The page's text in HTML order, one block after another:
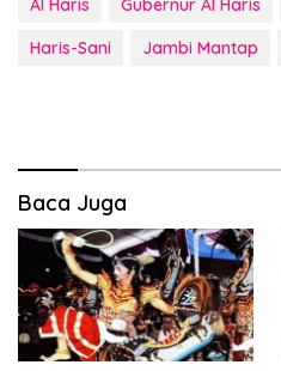
Al Haris Gubernur Al Haris
Haris-Sani
Jambi Mantap
Baca Juga